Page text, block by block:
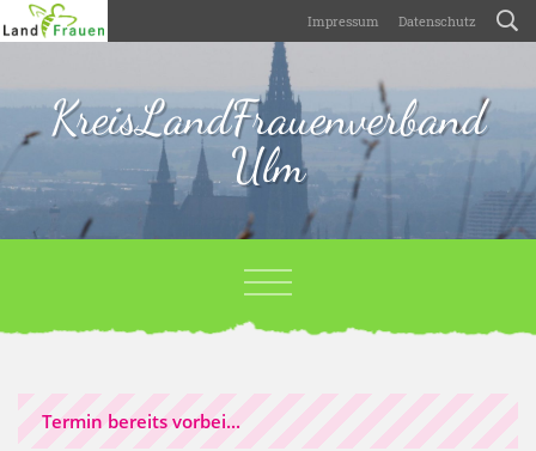
Impressum Datenschutz
KreisLandFrauenverband
Ulm
Termin bereits vorbei...